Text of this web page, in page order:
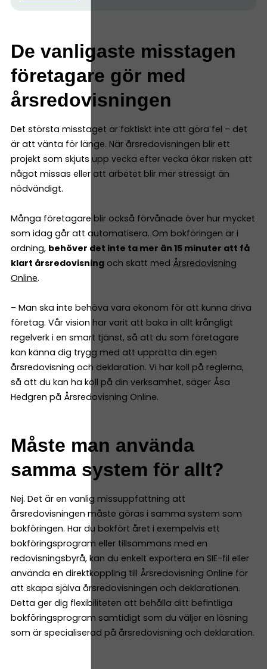
De vanligaste misstagen
företagare gör med
årsredovisningen
Det största misstaget är faktiskt inte att göra fel – det
är att vänta för länge. När årsredovisningen blir ett
projekt som skjuts upp vecka efter vecka ökar risken att
något missas eller att arbetet blir mer stressigt än
nödvändigt.
Många företagare blir också förvånade över hur mycket
som idag går att automatisera. Om bokföringen är i
ordning, behöver det inte ta mer än 15 minuter att få
klart årsredovisning och skatt med Årsredovisning
Online.
– Man ska inte behöva vara ekonom för att kunna driva
företag. Vår vision har varit att baka in allt krångligt
regelverk i en smart tjänst, så att du som företagare
kan känna dig trygg med att upprätta din egen
årsredovisning och deklaration. Vi har koll på reglerna,
så att du kan ha koll på din verksamhet, säger Åsa
Hedgren på Årsredovisning Online.
Måste man använda
samma system för allt?
Nej. Det är en vanlig missuppfattning att
årsredovisningen måste göras i samma system som
bokföringen. Har du bokfört året i exempelvis ett
bokföringsprogram eller tillsammans med en
redovisningsbyrå, kan du enkelt exportera en SIE-fil eller
använda en direktkoppling till Årsredovisning Online för
att skapa själva årsredovisningen och deklarationen.
Detta ger dig flexibiliteten att behålla ditt befintliga
bokföringsprogram samtidigt som du väljer en lösning
som är specialiserad på årsredovisning och deklaration.